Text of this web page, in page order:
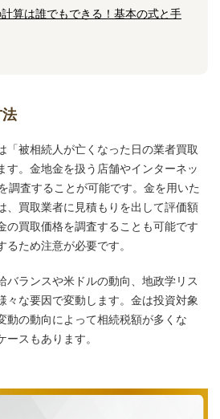
算は誰でもできる！基本の式と手
「被相続人が亡くなった日の業者買取
す。金地金を扱う店舗やインターネッ
調査することが可能です。金を用いた
、買取業者に見積もりを出して評価額
の買取価格を調査することも可能です
ため注意が必要です。
バランスや米ドルの動向、地政学リス
々な要因で変動します。金は投資対象
動の動向によって相続税額が多くな
スもあります。